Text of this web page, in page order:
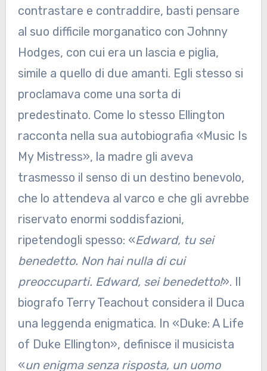
contrastare e contraddire, basti pensare
al suo difficile morganatico con Johnny
Hodges, con cui era un lascia e piglia,
simile a quello di due amanti. Egli stesso si
proclamava come una sorta di
predestinato. Come lo stesso Ellington
racconta nella sua autobiografia «Music Is
My Mistress», la madre gli aveva
trasmesso il senso di un destino benevolo,
che lo attendeva al varco e che gli avrebbe
riservato enormi soddisfazioni,
ripetendogli spesso: «Edward, tu sei
benedetto. Non hai nulla di cui
preoccuparti. Edward, sei benedetto!». Il
biografo Terry Teachout considera il Duca
una leggenda enigmatica. In «Duke: A Life
of Duke Ellington», definisce il musicista
«un enigma senza risposta, un uomo